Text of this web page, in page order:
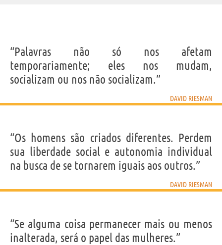
IDENTIKIT E DADOS PESSOAIS
David
Sobrenome Riesman
Nascido 22 Setembro 1909 em Filadelfia
Falecido 10 Maio 2002 em Binghamton
Profissão jurista,sociólogo,professor
Frases, citações e aforismos de David Riesman
5EM PORTUGUÊS
CONTEÚDOS
“Palavras não só nos afetam
temporariamente; eles nos mudam,
socializam ou nos não socializam.”
DAVID RIESMAN
“Os homens são criados diferentes. Perdem
sua liberdade social e autonomia individual
na busca de se tornarem iguais aos outros.”
DAVID RIESMAN
“Se alguma coisa permanecer mais ou menos
inalterada, será o papel das mulheres.”